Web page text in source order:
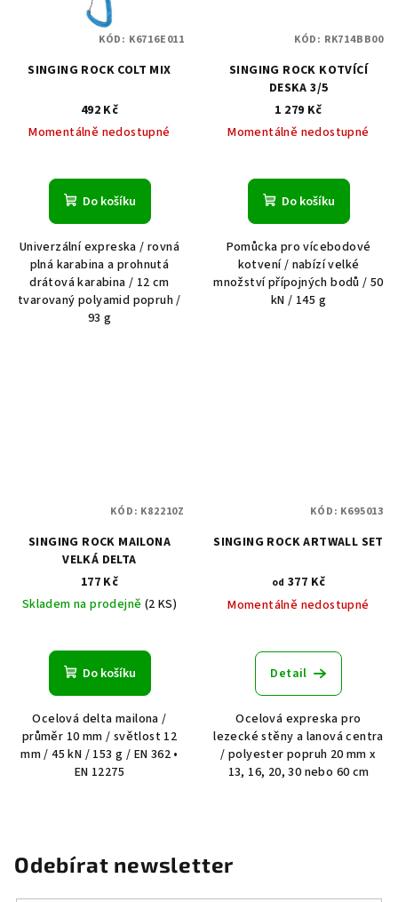
SINGING ROCK COLT MIX
492 Kč
Momentálně nedostupné
Do košíku
Univerzální expreska / rovná
plná karabina a prohnutá
drátová karabina / 12 cm
tvarovaný polyamid popruh /
93 g
KÓD: K6716E011
SINGING ROCK KOTVÍCÍ
DESKA 3/5
1 279 Kč
Momentálně nedostupné
Do košíku
Pomůcka pro vícebodové
kotvení / nabízí velké
množství přípojných bodů / 50
kN / 145 g
KÓD: RK714BB00
SINGING ROCK MAILONA
VELKÁ DELTA
177 Kč
Skladem na prodejně (2 KS)
Do košíku
Ocelová delta mailona /
průměr 10 mm / světlost 12
mm / 45 kN / 153 g / EN 362 •
EN 12275
KÓD: K82210Z
SINGING ROCK ARTWALL SET
od 377 Kč
Momentálně nedostupné
Detail
Ocelová expreska pro
lezecké stěny a lanová centra
/ polyester popruh 20 mm x
13, 16, 20, 30 nebo 60 cm
KÓD: K695013
Odebírat newsletter